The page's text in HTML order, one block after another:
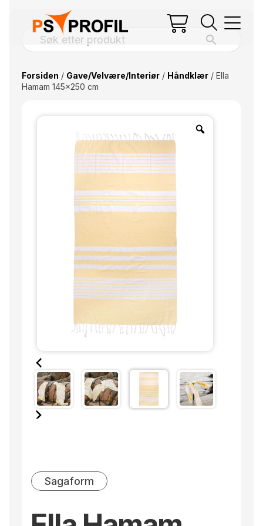
Forsiden / Gave/Velvære/Interiør/ Håndklær/ Ella
Hamam 145×250 cm
Sagaform